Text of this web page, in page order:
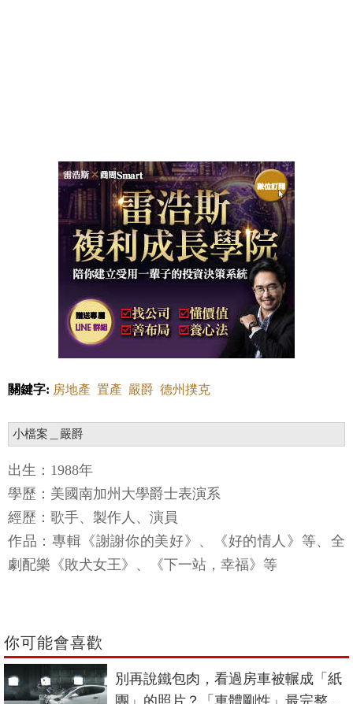
關鍵字: 房地產 置產 嚴爵 德州撲克
小檔案＿嚴爵
出生：1988年
學歷：美國南加州大學爵士表演系
經歷：歌手、製作人、演員
作品：專輯《謝謝你的美好》、《好的情人》等、全
劇配樂《敗犬女王》、《下一站，幸福》等
你可能會喜歡
別再說鐵包肉，看過房車被輾成「紙
團」的照片？「車體剛性」最完整解